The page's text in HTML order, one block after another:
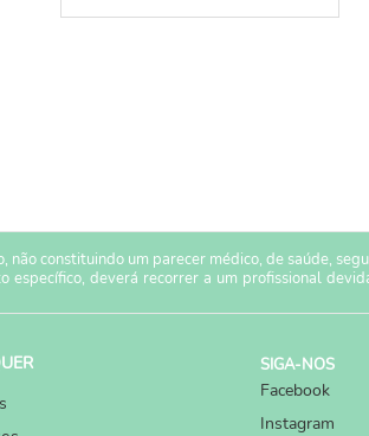
constituindo um parecer médico, de saúde,
deverá recorrer a um profissional
SIGA-NOS
Facebook
Instagram